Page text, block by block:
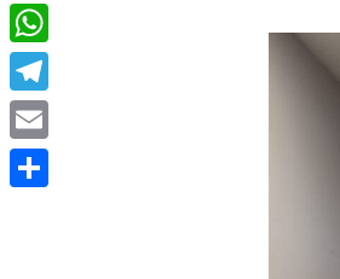
Threads
WhatsApp
Telegram
Email